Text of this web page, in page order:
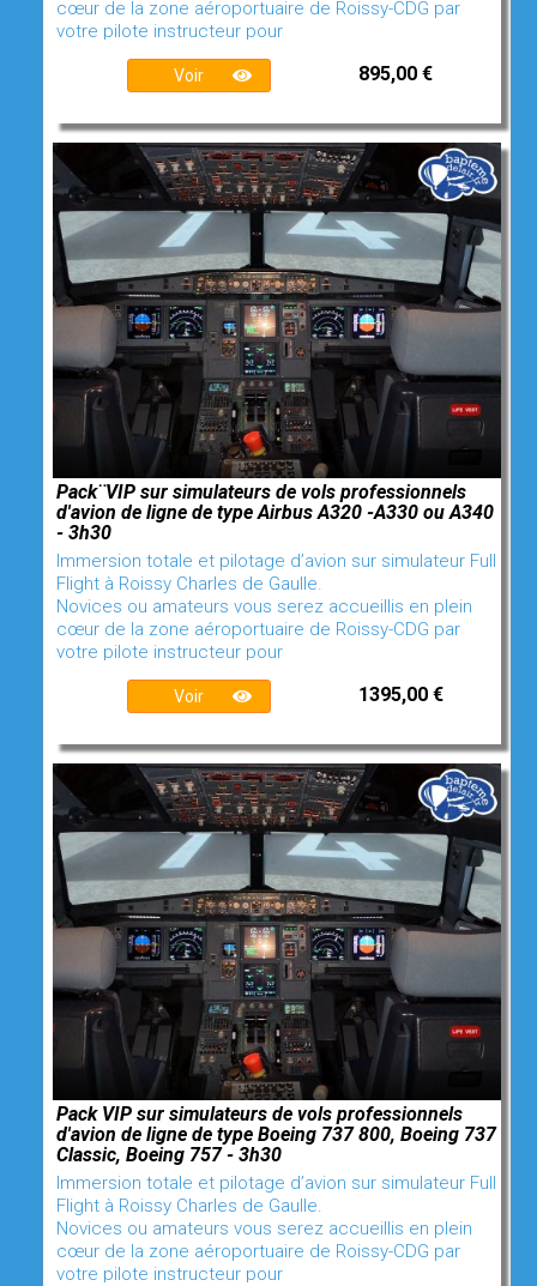
cœur de la zone aéroportuaire de Roissy-CDG par
votre pilote instructeur pour
Voir 895,00 €
Pack¨VIP sur simulateurs de vols professionnels
d'avion de ligne de type Airbus A320 -A330 ou A340
- 3h30
Immersion totale et pilotage d’avion sur simulateur Full
Flight à Roissy Charles de Gaulle.
Novices ou amateurs vous serez accueillis en plein
cœur de la zone aéroportuaire de Roissy-CDG par
votre pilote instructeur pour
Voir 1395,00 €
Pack VIP sur simulateurs de vols professionnels
d'avion de ligne de type Boeing 737 800, Boeing 737
Classic, Boeing 757 - 3h30
Immersion totale et pilotage d’avion sur simulateur Full
Flight à Roissy Charles de Gaulle.
Novices ou amateurs vous serez accueillis en plein
cœur de la zone aéroportuaire de Roissy-CDG par
votre pilote instructeur pour